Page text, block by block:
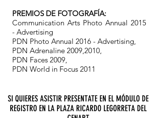
PREMIOS DE FOTOGRAFÍA:
Communication Arts Photo Annual 2015
- Advertising
PDN Photo Annual 2016 - Advertising,
PDN Adrenaline 2009,2010,
PDN Faces 2009,
PDN World in Focus 2011
SI QUIERES ASISTIR PRESENTATE EN EL MÓDULO DE
REGISTRO EN LA PLAZA RICARDO LEGORRETA DEL